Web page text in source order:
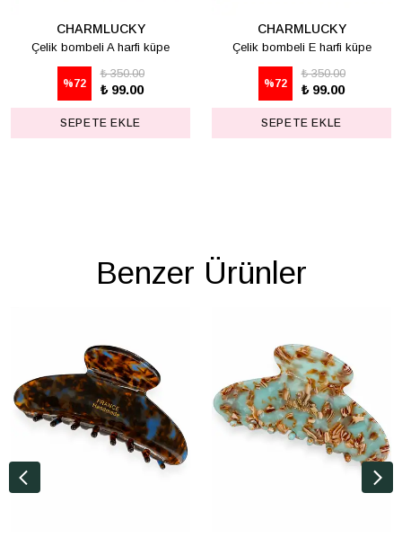
CHARMLUCKY
Çelik bombeli A harfi küpe
%72
₺ 350.00
₺ 99.00
SEPETE EKLE
CHARMLUCKY
Çelik bombeli E harfi küpe
%72
₺ 350.00
₺ 99.00
SEPETE EKLE
Benzer Ürünler